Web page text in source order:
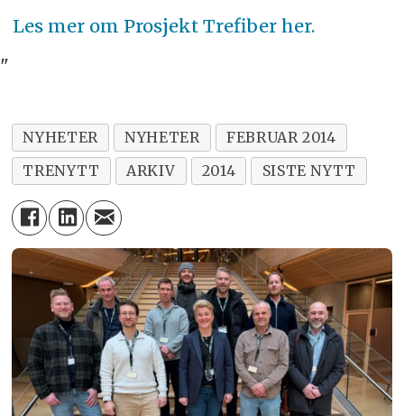
Les mer om Prosjekt Trefiber her.
"
NYHETER NYHETER
FEBRUAR 2014
TRENYTT
ARKIV 2014 SISTE NYTT